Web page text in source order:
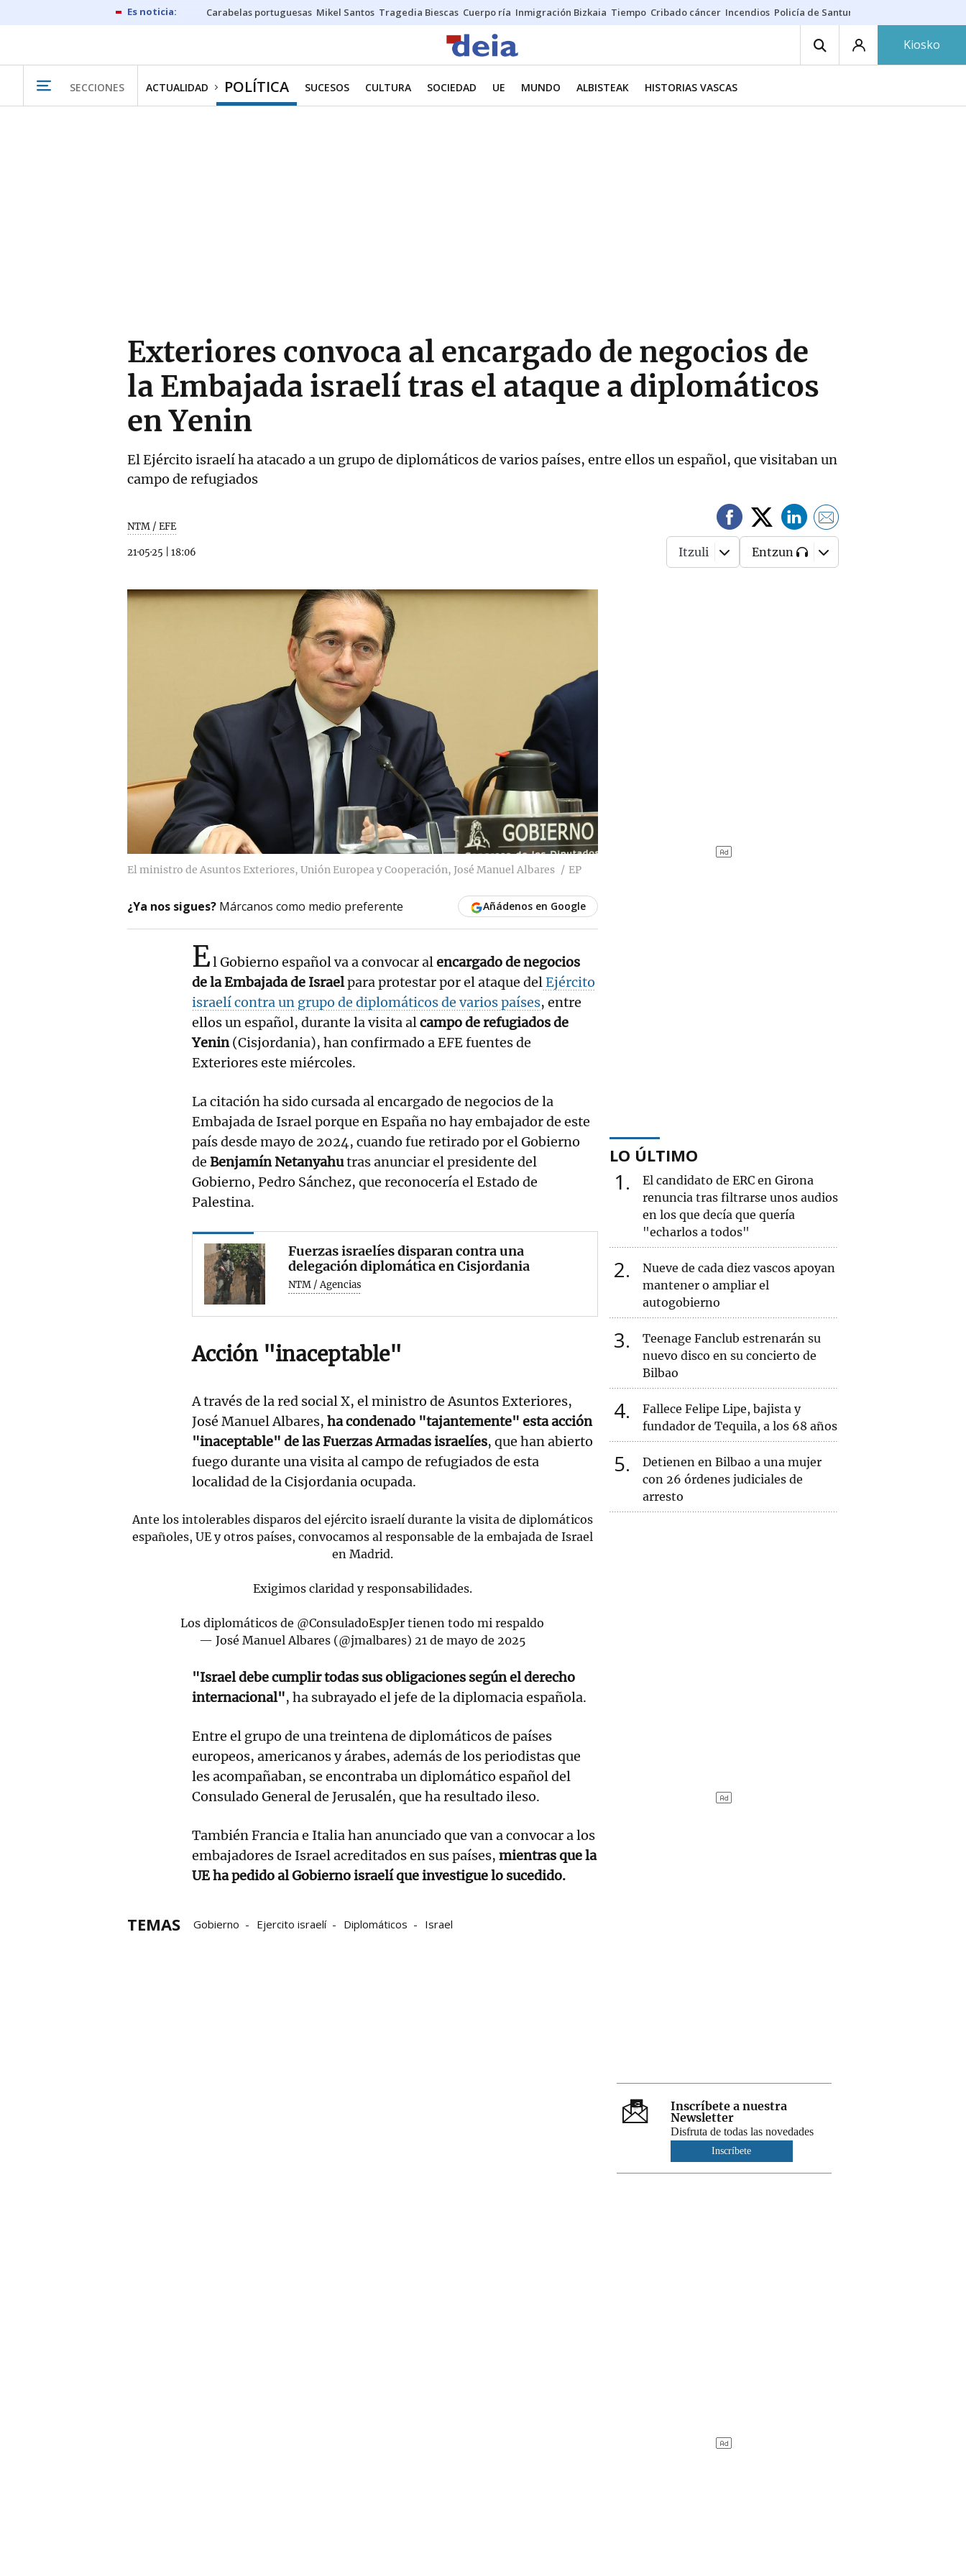
Carabelas portuguesas Mikel Santos Tragedia Biescas Cuerpo ría Inmigración Bizkaia Tiempo Cribado cáncer Incendios Policía de Santurtzi
Kiosko
SECCIONES ACTUALIDAD POLÍTICA SUCESOS CULTURA SOCIEDAD UE MUNDO ALBISTEAK HISTORIAS VASCAS
Exteriores convoca al encargado de negocios de
la Embajada israelí tras el ataque a diplomáticos
en Yenin
El Ejército israelí ha atacado a un grupo de diplomáticos de varios países, entre ellos un español, que visitaban un
campo de refugiados
NTM / EFE
21·05·25 18:06 Itzuli Entzun
El ministro de Asuntos Exteriores, Unión Europea y Cooperación, José Manuel Albares EP
¿Ya nos sigues? Márcanos como medio preferente Añádenos en Google
El Gobierno español va a convocar alencargado de negocios
de la Embajada de Israelpara protestar por el ataque delEjército
israelí contra un grupo de diplomáticos de varios países, entre
ellos un español, durante la visita alcampo de refugiados de
Yenin(Cisjordania), han confirmado a EFE fuentes de
Exteriores este miércoles.
La citación ha sido cursada al encargado de negocios de la
Embajada de Israel porque en España no hay embajador de este
país desde mayo de 2024, cuando fue retirado por el Gobierno
de Benjamín Netanyahutras anunciar el presidente del
Gobierno, Pedro Sánchez, que reconocería el Estado de
Palestina.
Fuerzas israelíes disparan contra una
delegación diplomática en Cisjordania
NTM / Agencias
Acción "inaceptable"
A través de la red social X, el ministro de Asuntos Exteriores,
José Manuel Albares, ha condenado "tajantemente" esta acción
"inaceptable" de las Fuerzas Armadas israelíes, que han abierto
fuego durante una visita al campo de refugiados de esta
localidad de la Cisjordania ocupada.
Ante los intolerables disparos del ejército israelí durante la visita de diplomáticos
españoles, UE y otros países, convocamos al responsable de la embajada de Israel
en Madrid.
Exigimos claridad y responsabilidades.
Los diplomáticos de @ConsuladoEspJer tienen todo mi respaldo
— José Manuel Albares (@jmalbares) 21 de mayo de 2025
"Israel debe cumplir todas sus obligaciones según el derecho
internacional", ha subrayado el jefe de la diplomacia española.
Entre el grupo de una treintena de diplomáticos de países
europeos, americanos y árabes, además de los periodistas que
les acompañaban, se encontraba un diplomático español del
Consulado General de Jerusalén, que ha resultado ileso.
También Francia e Italia han anunciado que van a convocar a los
embajadores de Israel acreditados en sus países, mientras que la
UE ha pedido al Gobierno israelí que investigue lo sucedido.
TEMAS Gobierno Ejercito israelí Diplomáticos Israel
LO ÚLTIMO
1
El candidato de ERC en Girona
renuncia tras filtrarse unos audios
en los que decía que quería
"echarlos a todos"
2
Nueve de cada diez vascos apoyan
mantener o ampliar el
autogobierno
3
Teenage Fanclub estrenarán su
nuevo disco en su concierto de
Bilbao
4
Fallece Felipe Lipe, bajista y
fundador de Tequila, a los 68 años
5
Detienen en Bilbao a una mujer
con 26 órdenes judiciales de
arresto
Inscríbete a nuestra
Newsletter
Disfruta de todas las novedades
Inscríbete